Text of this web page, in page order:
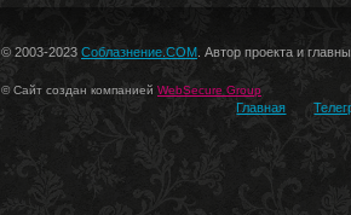
© 2003-2023 Соблазнение.COM . Автор проекта и
© Сайт создан компанией WebSecure Group
Главная